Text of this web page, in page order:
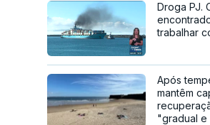
Droga PJ.
trabalhar
Após
mantêm
"gradual e